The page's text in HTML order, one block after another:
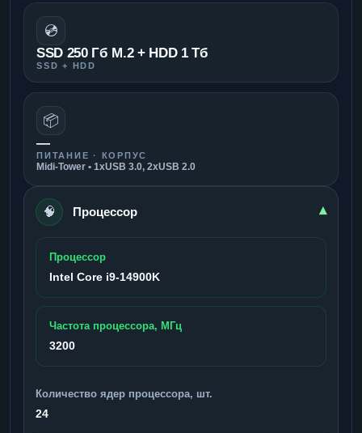
💿
SSD 250 Гб M.2 + HDD 1 Тб
SSD + HDD
📦
—
ПИТАНИЕ · КОРПУС
Midi-Tower • 1xUSB 3.0, 2xUSB 2.0
🧠 Процессор ▾
Процессор
Intel Core i9-14900K
Частота процессора, МГц
3200
Количество ядер процессора, шт.
24